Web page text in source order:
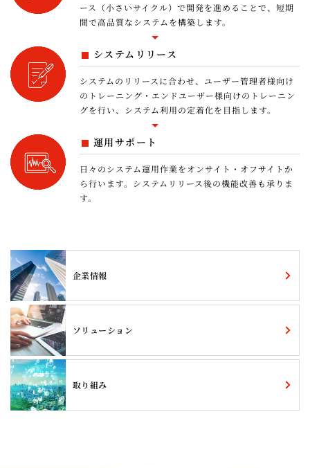
ース（小さいサイクル）で開発を進めることで、短期
間で高品質なシステムを構築します。
システムリリース
システムのリリースに合わせ、ユーザー管理者様向け
のトレーニング・エンドユーザー様向けのトレーニン
グを行い、システム利用の定着化を目指します。
運用サポート
日々のシステム運用作業をオンサイト・オフサイトか
ら行います。システムリリース後の機能改善も承りま
す。
企業情報
ソリューション
取り組み